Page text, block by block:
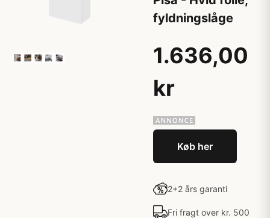
fyldningslåge
1.636,00
kr
Køb her
2+2 års garanti
Fri fragt over kr. 500